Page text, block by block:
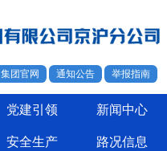
集团官网 通知公告 举报指南
党建引领 新闻中心
安全生产 路况信息